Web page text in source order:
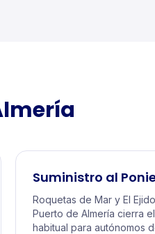
Suministro al
Roquetas de Mar y El
Puerto de Almería cierra
habitual para autónomos